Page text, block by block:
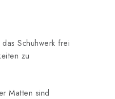
Schuhwerk frei
zu
Matten sind